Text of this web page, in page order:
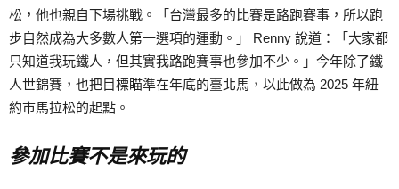
松，他也親自下場挑戰。「台灣最多的比賽是路跑賽事，所以跑
步自然成為大多數人第一選項的運動。」 Renny 說道：「大家都
只知道我玩鐵人，但其實我路跑賽事也參加不少。」今年除了鐵
人世錦賽，也把目標瞄準在年底的臺北馬，以此做為 2025 年紐
約市馬拉松的起點。
參加比賽不是來玩的